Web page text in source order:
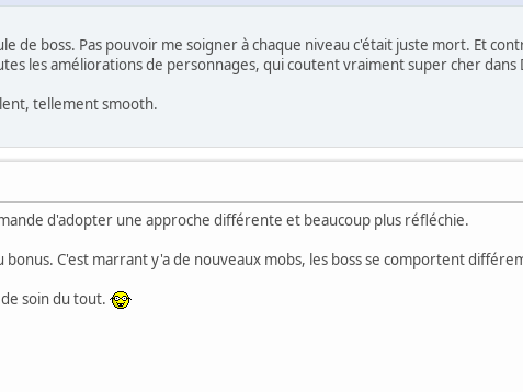
de boss. Pas pouvoir me soigner à chaque niveau c'était juste mort. Et
les améliorations de personnages, qui coutent vraiment super cher dans
tellement smooth.
d'adopter une approche différente et beaucoup plus réfléchie.
bonus. C'est marrant y'a de nouveaux mobs, les boss se comportent
soin du tout.